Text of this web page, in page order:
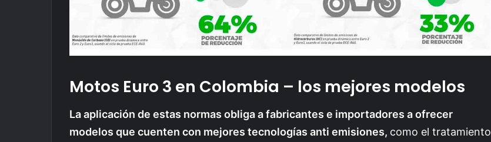
Motos Euro 3 en Colombia – los mejores modelos
La aplicación de estas normas obliga a fabricantes e importadores a ofrecer
modelos que cuenten con mejores tecnologías anti emisiones, como el tratamiento